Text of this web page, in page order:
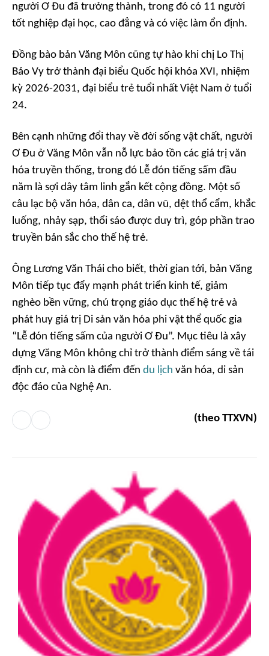
người Ơ Đu đã trưởng thành, trong đó có 11 người
tốt nghiệp đại học, cao đẳng và có việc làm ổn định.
Đồng bào bản Văng Môn cũng tự hào khi chị Lo Thị
Bảo Vy trở thành đại biểu Quốc hội khóa XVI, nhiệm
kỳ 2026-2031, đại biểu trẻ tuổi nhất Việt Nam ở tuổi
24.
Bên cạnh những đổi thay về đời sống vật chất, người
Ơ Đu ở Văng Môn vẫn nỗ lực bảo tồn các giá trị văn
hóa truyền thống, trong đó Lễ đón tiếng sấm đầu
năm là sợi dây tâm linh gắn kết cộng đồng. Một số
câu lạc bộ văn hóa, dân ca, dân vũ, dệt thổ cẩm, khắc
luống, nhảy sạp, thổi sáo được duy trì, góp phần trao
truyền bản sắc cho thế hệ trẻ.
Ông Lương Văn Thái cho biết, thời gian tới, bản Văng
Môn tiếp tục đẩy mạnh phát triển kinh tế, giảm
nghèo bền vững, chú trọng giáo dục thế hệ trẻ và
phát huy giá trị Di sản văn hóa phi vật thể quốc gia
“Lễ đón tiếng sấm của người Ơ Đu”. Mục tiêu là xây
dựng Văng Môn không chỉ trở thành điểm sáng về tái
định cư, mà còn là điểm đến du lịch văn hóa, di sản
độc đáo của Nghệ An.
(theo TTXVN)